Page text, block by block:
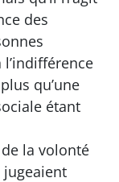
des
qu’une
étant
la volonté